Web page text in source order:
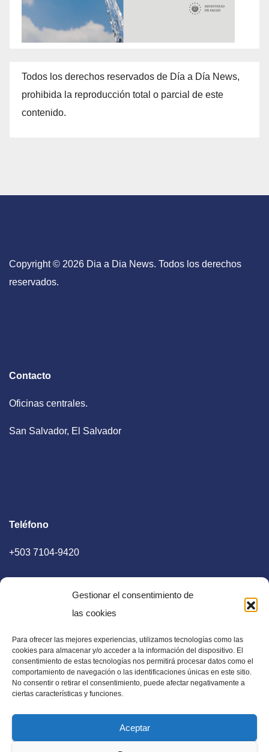
Gestionar el consentimiento de
las cookies
Para ofrecer las mejores experiencias, utilizamos tecnologías como las
cookies para almacenar y/o acceder a la información del dispositivo. El
consentimiento de estas tecnologías nos permitirá procesar datos como el
comportamiento de navegación o las identificaciones únicas en este sitio.
No consentir o retirar el consentimiento, puede afectar negativamente a
ciertas características y funciones.
Aceptar
Todos los derechos reservados de Día a Día News,
prohibida la reproducción total o parcial de este
contenido.
Copyright © 2026 Dia a Dia News. Todos los derechos
reservados.
Contacto
Oficinas centrales.
San Salvador, El Salvador
Teléfono
+503 7104-9420
E-mail
diaadia.redaccion@gmail.com